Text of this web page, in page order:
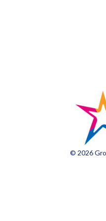
© 2026